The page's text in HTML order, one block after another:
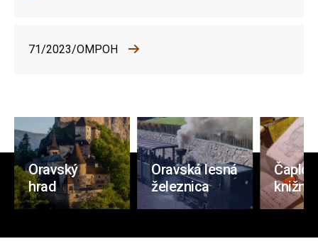
71/2023/OMPOH
Oravský
hrad
Oravská lesná
železnica